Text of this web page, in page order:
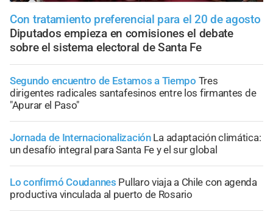
Con tratamiento preferencial para el 20 de agosto
Diputados empieza en comisiones el debate
sobre el sistema electoral de Santa Fe
Segundo encuentro de Estamos a Tiempo Tres
dirigentes radicales santafesinos entre los firmantes de
"Apurar el Paso"
Jornada de Internacionalización La adaptación climática:
un desafío integral para Santa Fe y el sur global
Lo confirmó Coudannes Pullaro viaja a Chile con agenda
productiva vinculada al puerto de Rosario